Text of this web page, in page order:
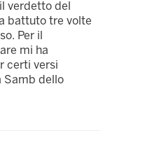
verdetto del
battuto tre volte
Per il
mi ha
certi versi
Samb dello